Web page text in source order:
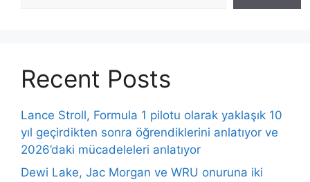
Recent Posts
Lance Stroll, Formula 1 pilotu olarak yaklaşık 10
yıl geçirdikten sonra öğrendiklerini anlatıyor ve
2026’daki mücadeleleri anlatıyor
Dewi Lake, Jac Morgan ve WRU onuruna iki